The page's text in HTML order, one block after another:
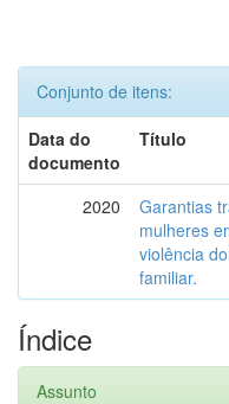
Conjunto de itens:
Data do
documento
Título
2020
Garantias
mulheres
violência
familiar.
Índice
Assunto